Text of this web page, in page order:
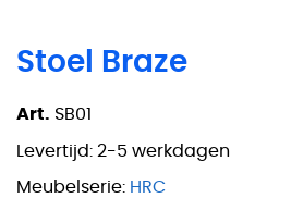
Stoel Braze
Art. SB01
Levertijd: 2-5 werkdagen
Meubelserie: HRC